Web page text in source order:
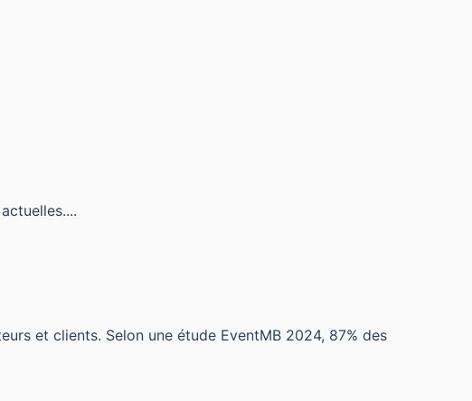
et clients. Selon une étude EventMB 2024, 87% des